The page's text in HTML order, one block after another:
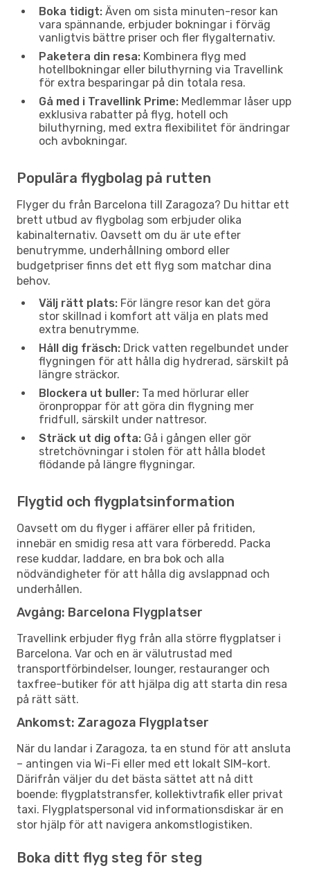
Boka tidigt: Även om sista minuten-resor kan
vara spännande, erbjuder bokningar i förväg
vanligtvis bättre priser och fler flygalternativ.
Paketera din resa: Kombinera flyg med
hotellbokningar eller biluthyrning via Travellink
för extra besparingar på din totala resa.
Gå med i Travellink Prime: Medlemmar låser upp
exklusiva rabatter på flyg, hotell och
biluthyrning, med extra flexibilitet för ändringar
och avbokningar.
Populära flygbolag på rutten
Flyger du från Barcelona till Zaragoza? Du hittar ett
brett utbud av flygbolag som erbjuder olika
kabinalternativ. Oavsett om du är ute efter
benutrymme, underhållning ombord eller
budgetpriser finns det ett flyg som matchar dina
behov.
Välj rätt plats: För längre resor kan det göra
stor skillnad i komfort att välja en plats med
extra benutrymme.
Håll dig fräsch: Drick vatten regelbundet under
flygningen för att hålla dig hydrerad, särskilt på
längre sträckor.
Blockera ut buller: Ta med hörlurar eller
öronproppar för att göra din flygning mer
fridfull, särskilt under nattresor.
Sträck ut dig ofta: Gå i gången eller gör
stretchövningar i stolen för att hålla blodet
flödande på längre flygningar.
Flygtid och flygplatsinformation
Oavsett om du flyger i affärer eller på fritiden,
innebär en smidig resa att vara förberedd. Packa
rese kuddar, laddare, en bra bok och alla
nödvändigheter för att hålla dig avslappnad och
underhållen.
Avgång: Barcelona Flygplatser
Travellink erbjuder flyg från alla större flygplatser i
Barcelona. Var och en är välutrustad med
transportförbindelser, lounger, restauranger och
taxfree-butiker för att hjälpa dig att starta din resa
på rätt sätt.
Ankomst: Zaragoza Flygplatser
När du landar i Zaragoza, ta en stund för att ansluta
– antingen via Wi-Fi eller med ett lokalt SIM-kort.
Därifrån väljer du det bästa sättet att nå ditt
boende: flygplatstransfer, kollektivtrafik eller privat
taxi. Flygplatspersonal vid informationsdiskar är en
stor hjälp för att navigera ankomstlogistiken.
Boka ditt flyg steg för steg